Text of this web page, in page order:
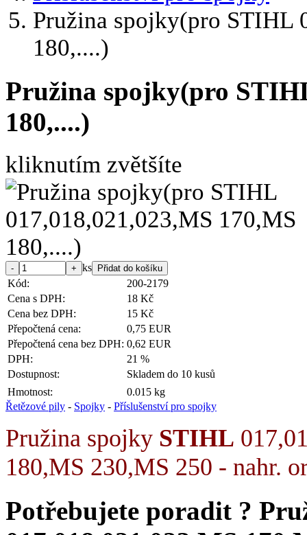
Pružina spojky(pro STIHL
180,....)
Pružina spojky(pro
180,....)
kliknutím zvětšíte
ks
Kód:
200-2179
Cena s DPH:
18 Kč
Cena bez DPH:
15 Kč
Přepočtená cena:
0,75 EUR
Přepočtená cena bez DPH: 0,62 EUR
DPH:
21 %
Dostupnost:
Skladem do 10 kusů
Hmotnost:
0.015 kg
Řetězové pily - Spojky - Příslušenství pro spojky
Pružina spojky STIHL
180,MS 230,MS 250 - nahr.
Potřebujete poradit ?